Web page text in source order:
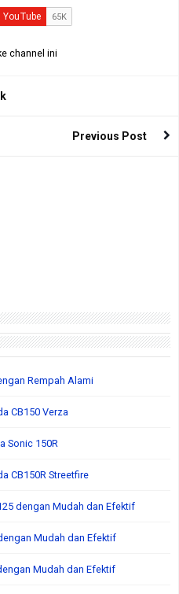
channel ini
Previous Post
Rempah Alami
CB150 Verza
Sonic 150R
CB150R Streetfire
dengan Mudah dan Efektif
Mudah dan Efektif
Mudah dan Efektif